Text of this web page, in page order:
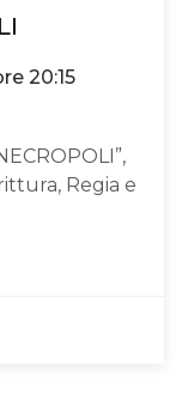
20:15
Regia e